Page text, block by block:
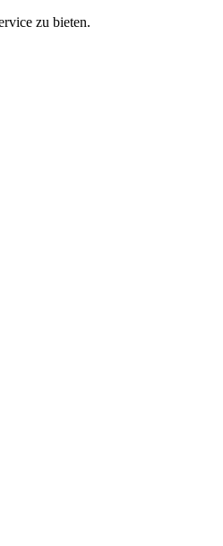
zu bieten.